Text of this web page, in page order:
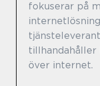
fokuserar på
tillhandahåller
över internet.